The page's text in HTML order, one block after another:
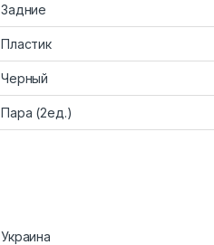
Задние
Пластик
Черный
Пара (2ед.)
Украина